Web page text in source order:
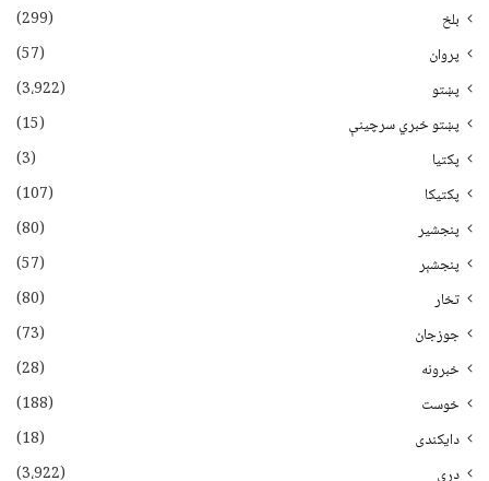
بلخ
(299)
پروان
(57)
پښتو
(3،922)
پښتو خبري سرچينې
(15)
پکتيا
(3)
پکتیکا
(107)
پنجشیر
(80)
پنجشېر
(57)
تخار
(80)
جوزجان
(73)
خبرونه
(28)
خوست
(188)
دایکندی
(18)
دری
(3،922)